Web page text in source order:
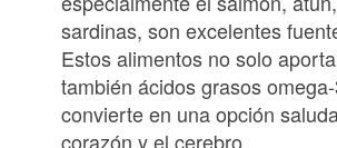
sardinas, son excelentes
Estos alimentos no solo
también ácidos grasos
convierte en una opción
corazón y el cerebro.